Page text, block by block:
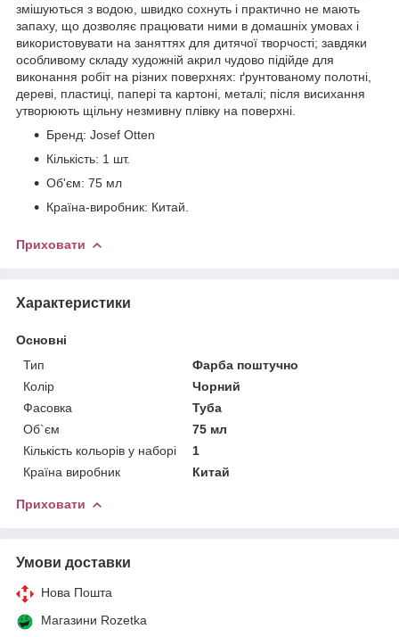
змішуються з водою, швидко сохнуть і практично не мають
запаху, що дозволяє працювати ними в домашніх умовах і
використовувати на заняттях для дитячої творчості; завдяки
особливому складу художній акрил чудово підійде для
виконання робіт на різних поверхнях: ґрунтованому полотні,
дереві, пластиці, папері та картоні, металі; після висихання
утворюють щільну незмивну плівку на поверхні.
Бренд: Josef Otten
Кількість: 1 шт.
Об'єм: 75 мл
Країна-виробник: Китай.
Приховати
Характеристики
Основні
Тип
Фарба поштучно
Колір
Чорний
Фасовка
Туба
Об`єм
75 мл
Кількість кольорів у наборі
1
Країна виробник
Китай
Приховати
Умови доставки
Нова Пошта
Магазини Rozetka